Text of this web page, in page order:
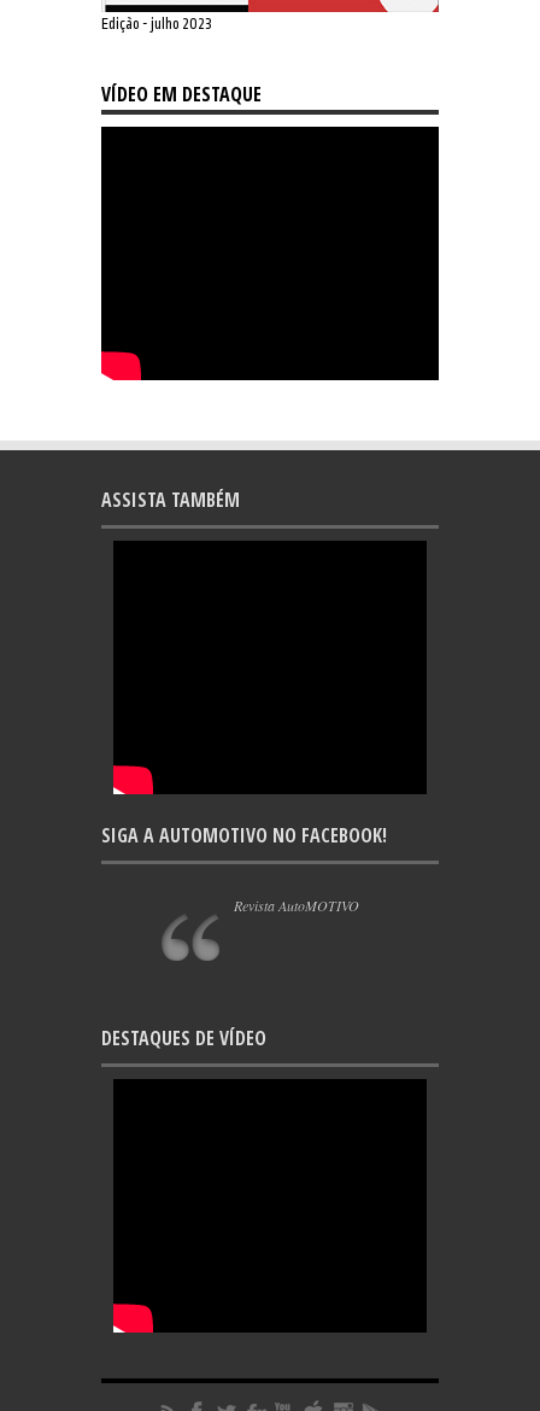
Edição - julho 2023
VÍDEO EM DESTAQUE
ASSISTA TAMBÉM
SIGA A AUTOMOTIVO NO FACEBOOK!
Revista AutoMOTIVO
DESTAQUES DE VÍDEO